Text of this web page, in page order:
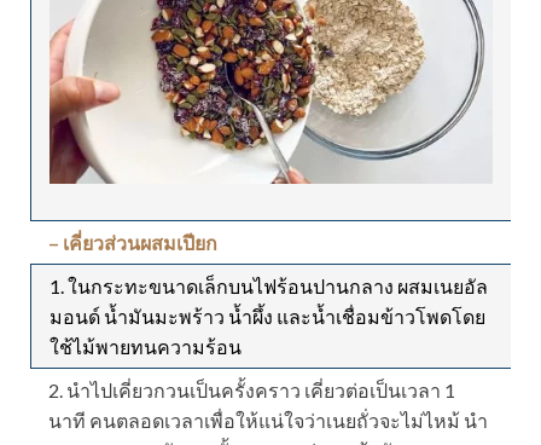
– เคี่ยวส่วนผสมเปียก
1. ในกระทะขนาดเล็กบนไฟร้อนปานกลาง ผสมเนยอัล
มอนด์ น้ำมันมะพร้าว น้ำผึ้ง และน้ำเชื่อมข้าวโพดโดย
ใช้ไม้พายทนความร้อน
2. นำไปเคี่ยวกวนเป็นครั้งคราว เคี่ยวต่อเป็นเวลา 1
นาที คนตลอดเวลาเพื่อให้แน่ใจว่าเนยถั่วจะไม่ไหม้ นำ